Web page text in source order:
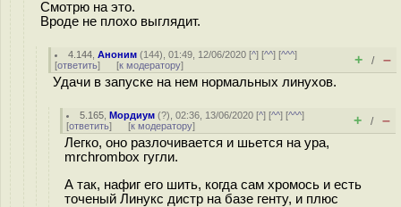
Смотрю на это.
Вроде не плохо выглядит.
4.144 ,Аноним (144), 01:49, 12/06/2020 [^] [^^] [^^^]
[ответить] [к модератору] + / –
Удачи в запуске на нем нормальных линухов.
5.165 ,Мордиум (?), 02:36, 13/06/2020 [^] [^^] [^^^]
[ответить] [к модератору] + / –
Легко, оно разлочивается и шьется на ура,
mrchrombox гугли.
А так, нафиг его шить, когда сам хромось и есть
точеный Линукс дистр на базе генту, и плюс